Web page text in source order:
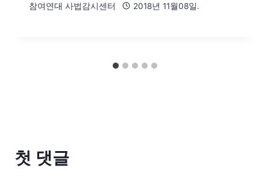
참여연대 사법감시센터 2018년 11월08일.
첫 댓글